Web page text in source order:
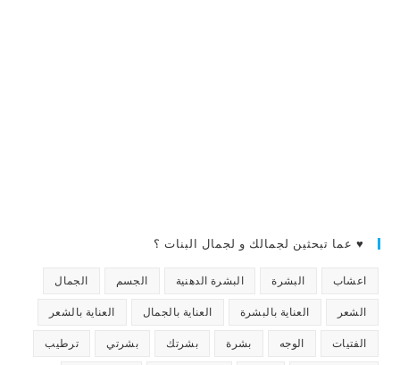
♥ عما تبحثين لجمالك و لجمال البنات ؟
اعشاب البشرة البشرة الدهنية الجسم الجمال
الشعر العناية بالبشرة العناية بالجمال العناية بالشعر
الفتيات الوجه بشرة بشرتك بشرتي ترطيب